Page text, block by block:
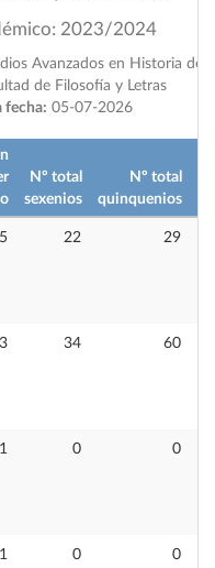
2023/2024
Avanzados en Historia del
de Filosofía y Letras
fecha: 05-07-2026
Nº total
sexenios
Nº total
quinquenios
5 22 29
34 60
1 0 0
1 0 0